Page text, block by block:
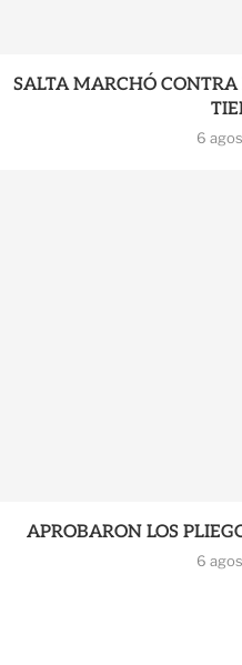
SALTA MARCHÓ
6
APROBARON LOS
6